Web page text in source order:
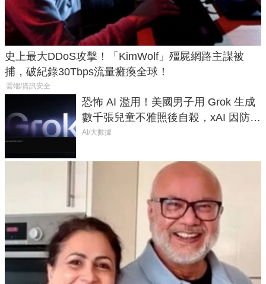
史上最大DDoS攻擊！「KimWolf」殭屍網路主謀被
捕，破紀錄30Tbps流量癱瘓全球！
雲端/資訊安全
恐怖 AI 濫用！美國男子用 Grok 生成
數千張兒童不雅照後自殺，xAI 因防護
失靈與不配合警方遭起訴
AI/大數據